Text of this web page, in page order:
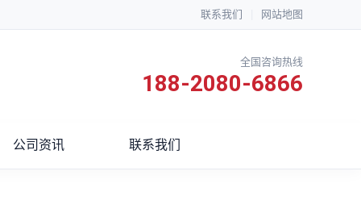
联系我们 网站地图
全国咨询热线
188-2080-6866
公司资讯 联系我们